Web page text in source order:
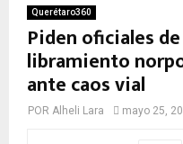
Querétaro360
Piden oficiales
libramiento
ante caos vial
POR Alheli Lara mayo 25,